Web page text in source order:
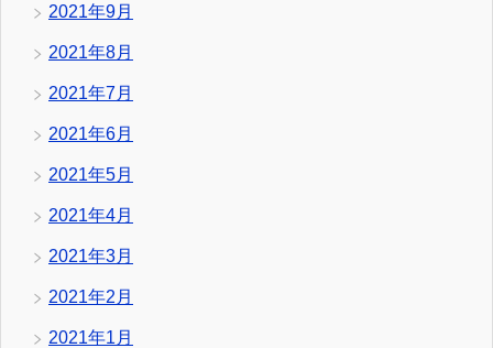
2021年9月
2021年8月
2021年7月
2021年6月
2021年5月
2021年4月
2021年3月
2021年2月
2021年1月